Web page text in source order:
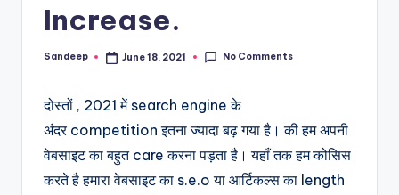
Increase.
Posted
Sandeep June 18, 2021 No Comments
दोस्तों , 2021 में search engine के
अंदर competition इतना ज्यादा बढ़ गया है। की हम अपनी
वेबसाइट का बहुत care करना पड़ता है। यहाँ तक हम कोसिस
करते है हमारा वेबसाइट का s.e.o या आर्टिकल्स का length